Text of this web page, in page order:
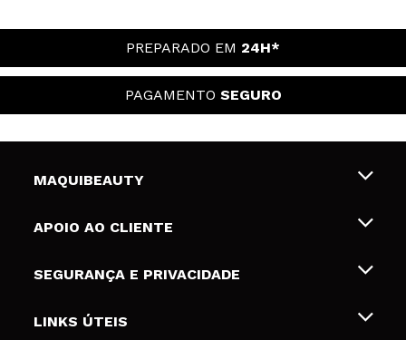
PREPARADO EM 24H*
PAGAMENTO SEGURO
MAQUIBEAUTY
Sobre nós
Gift Cards
APOIO AO CLIENTE
Envios e Devoluções
Formas de pagamento
SEGURANÇA E PRIVACIDADE
Termos e Privacidade
LINKS ÚTEIS